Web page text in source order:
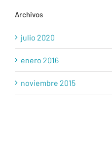
Archivos
julio 2020
enero 2016
noviembre 2015